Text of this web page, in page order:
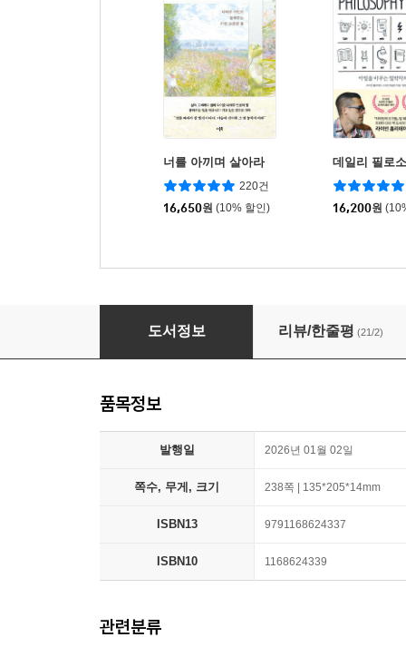
너를 아끼며 살아라
220건
16,650원 (10% 할인)
데일리 필로
16,200원
마음속 악마를 읽다
도서정보 리뷰/한줄평 (21/2)
품목정보
발행일 2026년 01월 02일
쪽수, 무게, 크기 238쪽 | 135*205*14mm
ISBN13 9791168624337
ISBN10 1168624339
관련분류